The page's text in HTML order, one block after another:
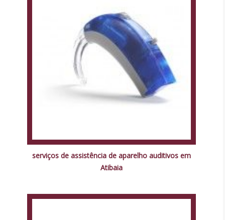
serviços de assistência de aparelho auditivos em
Atibaia